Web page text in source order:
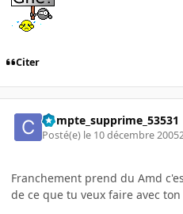
Citer
Compte_supprime_53531
Posté(e) le 10 décembre 2005
Franchement prend du Amd
de ce que tu veux faire avec ton